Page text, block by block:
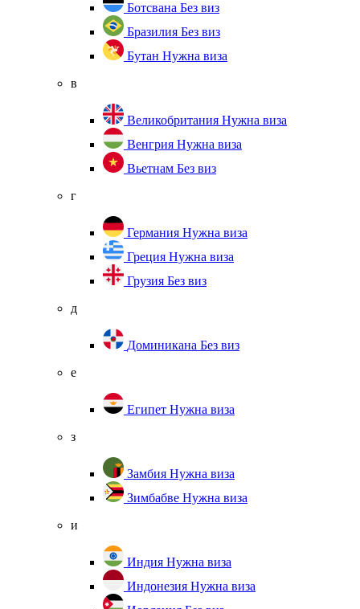
Ботсвана Без виз
Бразилия Без виз
Бутан Нужна виза
в
Великобритания Нужна виза
Венгрия Нужна виза
Вьетнам Без виз
г
Германия Нужна виза
Греция Нужна виза
Грузия Без виз
д
Доминикана Без виз
е
Египет Нужна виза
з
Замбия Нужна виза
Зимбабве Нужна виза
и
Индия Нужна виза
Индонезия Нужна виза